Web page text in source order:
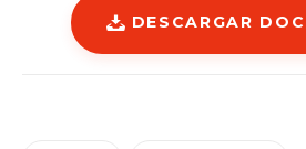
DESCARGAR